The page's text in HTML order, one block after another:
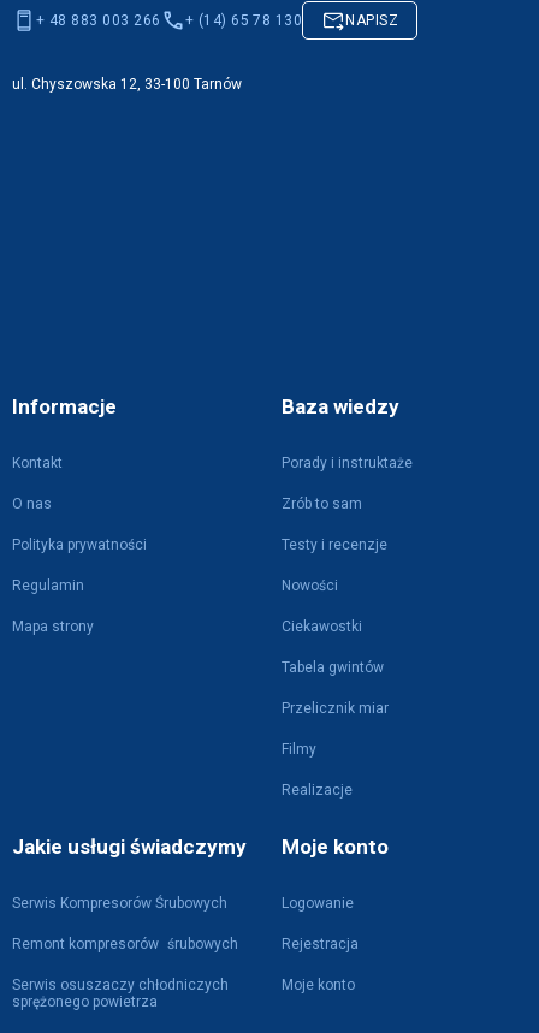
Informacje
Kontakt
O nas
Polityka prywatności
Regulamin
Mapa strony
Baza wiedzy
Porady i instruktaże
Zrób to sam
Testy i recenzje
Nowości
Ciekawostki
Tabela gwintów
Przelicznik miar
Filmy
Realizacje
Jakie usługi świadczymy
Serwis Kompresorów Śrubowych
Remont kompresorów śrubowych
Serwis osuszaczy chłodniczych
sprężonego powietrza
Moje konto
Logowanie
Rejestracja
Moje konto
+ 48 883 003 266 + (14) 65 78 130 NAPISZ
ul. Chyszowska 12, 33-100 Tarnów